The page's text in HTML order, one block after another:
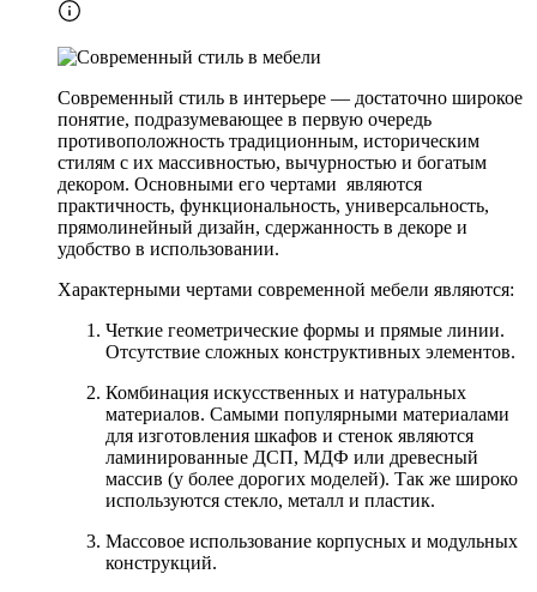
Современный стиль в интерьере — достаточно широкое
понятие, подразумевающее в первую очередь
противоположность традиционным, историческим
стилям с их массивностью, вычурностью и богатым
декором. Основными его чертами являются
практичность, функциональность, универсальность,
прямолинейный дизайн, сдержанность в декоре и
удобство в использовании.
Характерными чертами современной мебели являются:
Четкие геометрические формы и прямые линии.
Отсутствие сложных конструктивных элементов.
Комбинация искусственных и натуральных
материалов. Самыми популярными материалами
для изготовления шкафов и стенок являются
ламинированные ДСП, МДФ или древесный
массив (у более дорогих моделей). Так же широко
используются стекло, металл и пластик.
Массовое использование корпусных и модульных
конструкций.